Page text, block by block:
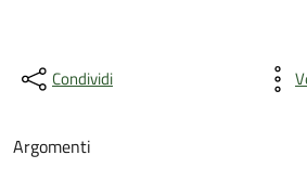
Condividi
Argomenti